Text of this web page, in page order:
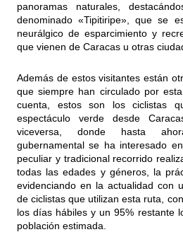
panoramas naturales,
denominado «Tipitiripe», que se
neurálgico de esparcimiento y
que vienen de Caracas u otras
Además de estos visitantes están
que siempre han circulado por
cuenta, estos son los ciclistas
espectáculo verde desde
viceversa, donde hasta
gubernamental se ha interesado
peculiar y tradicional recorrido
todas las edades y géneros, la
evidenciando en la actualidad con
de ciclistas que utilizan esta ruta,
los días hábiles y un 95% restante
población estimada.